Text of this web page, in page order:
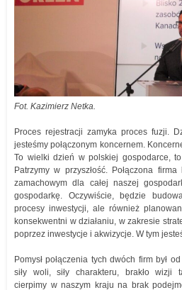
Fot. Kazimierz Netka.
Proces rejestracji zamyka proces fuzji.
jesteśmy połączonym koncernem.
To wielki dzień w polskiej gospodarce,
Patrzymy w przyszłość. Połączona
zamachowym dla całej naszej
gospodarkę. Oczywiście, będzie
procesy inwestycji, ale również
konsekwentni w działaniu, w zakresie
poprzez inwestycje i akwizycje. W tym
Pomysł połączenia tych dwóch firm był
siły woli, siły charakteru, brakło wizji
cierpimy w naszym kraju na brak